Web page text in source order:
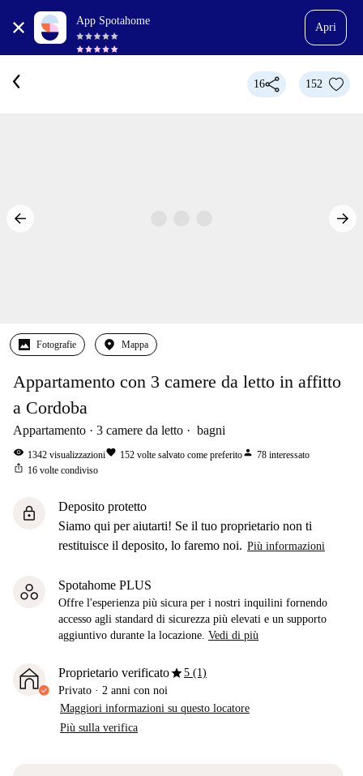
App Spotahome
Apri
16 152
Fotografie Mappa
Appartamento con 3 camere da letto in affitto
a Cordoba
Appartamento 3 camere da letto bagni
visibility 1342 visualizzazionifavorite 152 volte salvato come preferitoperson 78 interessato
ios_share 16 volte condiviso
lock
Deposito protetto
Siamo qui per aiutarti! Se il tuo proprietario non ti
restituisce il deposito, lo faremo noi. Più informazioni
Spotahome PLUS
Offre l'esperienza più sicura per i nostri inquilini fornendo
accesso agli standard di sicurezza più elevati e un supporto
aggiuntivo durante la locazione. Vedi di più
Proprietario verificatostar5 (1)
Privato · 2 anni con noi
Maggiori informazioni su questo locatore
Più sulla verifica